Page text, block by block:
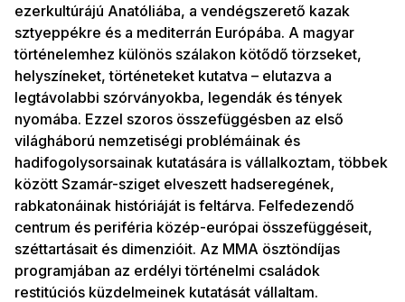
ezerkultúrájú Anatóliába, a vendégszerető kazak
sztyeppékre és a mediterrán Európába. A magyar
történelemhez különös szálakon kötődő törzseket,
helyszíneket, történeteket kutatva – elutazva a
legtávolabbi szórványokba, legendák és tények
nyomába. Ezzel szoros összefüggésben az első
világháború nemzetiségi problémáinak és
hadifogolysorsainak kutatására is vállalkoztam, többek
között Szamár-sziget elveszett hadseregének,
rabkatonáinak históriáját is feltárva. Felfedezendő
centrum és periféria közép-európai összefüggéseit,
széttartásait és dimenzióit. Az MMA ösztöndíjas
programjában az erdélyi történelmi családok
restitúciós küzdelmeinek kutatását vállaltam.